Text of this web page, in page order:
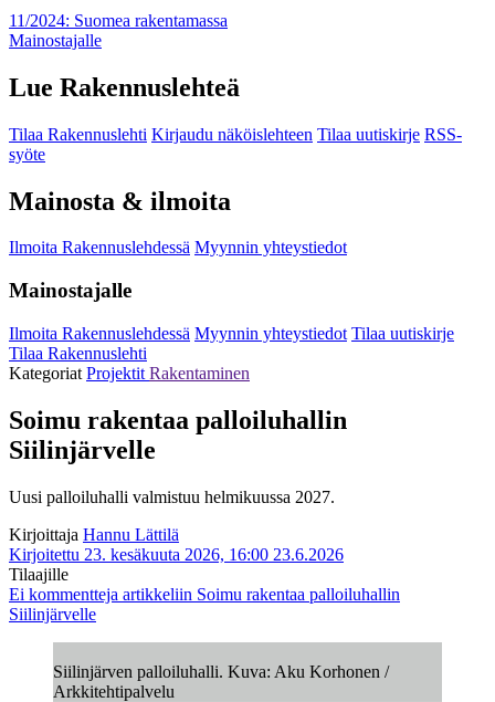
11/2024: Suomea rakentamassa
Mainostajalle
Lue Rakennuslehteä
Tilaa Rakennuslehti Kirjaudu näköislehteen Tilaa uutiskirje RSS-
syöte
Mainosta & ilmoita
Ilmoita Rakennuslehdessä Myynnin yhteystiedot
Mainostajalle
Ilmoita Rakennuslehdessä Myynnin yhteystiedot Tilaa uutiskirje
Tilaa Rakennuslehti
Kategoriat Projektit Rakentaminen
Soimu rakentaa palloiluhallin
Siilinjärvelle
Uusi palloiluhalli valmistuu helmikuussa 2027.
Kirjoittaja Hannu Lättilä
Kirjoitettu 23. kesäkuuta 2026, 16:00 23.6.2026
Tilaajille
Ei kommentteja artikkeliin Soimu rakentaa palloiluhallin
Siilinjärvelle
Siilinjärven palloiluhalli. Kuva: Aku Korhonen /
Arkkitehtipalvelu